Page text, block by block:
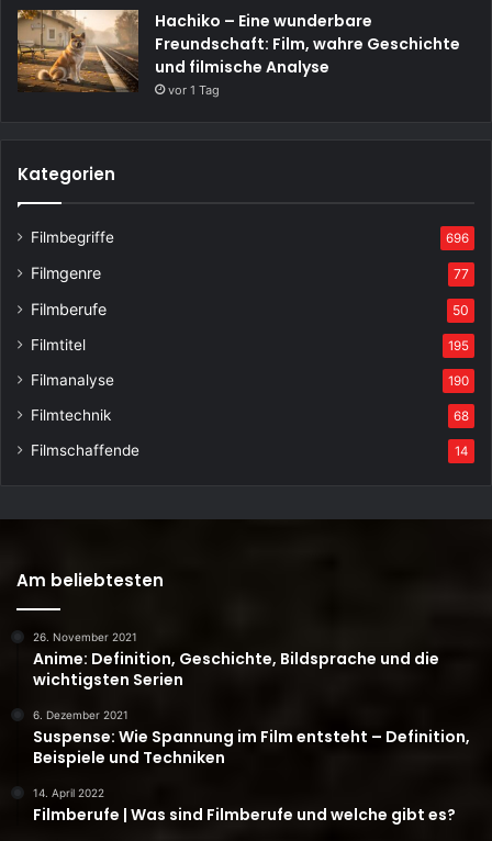
Hachiko – Eine wunderbare
Freundschaft: Film, wahre Geschichte
und filmische Analyse
vor 1 Tag
Kategorien
Filmbegriffe 696
Filmgenre 77
Filmberufe 50
Filmtitel 195
Filmanalyse 190
Filmtechnik 68
Filmschaffende 14
Am beliebtesten
26. November 2021
Anime: Definition, Geschichte, Bildsprache und die
wichtigsten Serien
6. Dezember 2021
Suspense: Wie Spannung im Film entsteht – Definition,
Beispiele und Techniken
14. April 2022
Filmberufe | Was sind Filmberufe und welche gibt es?